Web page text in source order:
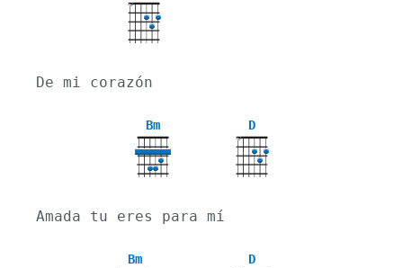
X
De mi corazón
Bm D
X
Amada tu eres para mí
Bm D